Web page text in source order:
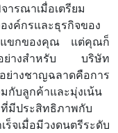
รณาเมื่อเตรียม
งค์กรและธุรกิจของ
แขกของคุณ แต่คุณก็
งอย่างสำหรับ บริษัท
างชาญฉลาดคือการ
กับลูกค้าและมุ่งเน้น
มีประสิทธิภาพกับ
จเมื่อมีวงดนตรีระดับ